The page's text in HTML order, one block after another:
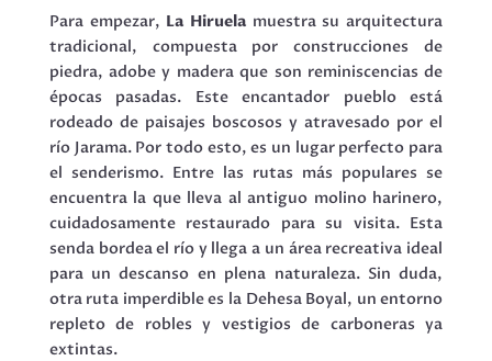
Para empezar, La Hiruela muestra su arquitectura
tradicional, compuesta por construcciones de
piedra, adobe y madera que son reminiscencias de
épocas pasadas. Este encantador pueblo está
rodeado de paisajes boscosos y atravesado por el
río Jarama. Por todo esto, es un lugar perfecto para
el senderismo. Entre las rutas más populares se
encuentra la que lleva al antiguo molino harinero,
cuidadosamente restaurado para su visita. Esta
senda bordea el río y llega a un área recreativa ideal
para un descanso en plena naturaleza. Sin duda,
otra ruta imperdible es la Dehesa Boyal, un entorno
repleto de robles y vestigios de carboneras ya
extintas.